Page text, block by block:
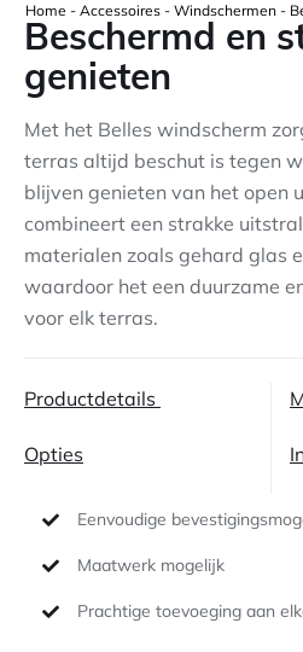
Home - Accessoires- Windschermen-
Beschermd en
genieten
Met het Belles windscherm
terras altijd beschut is tegen
blijven genieten van het open
combineert een strakke
materialen zoals gehard glas
waardoor het een duurzame
voor elk terras.
Productdetails
Opties
Eenvoudige
Maatwerk mogelijk
Prachtige toevoeging aan